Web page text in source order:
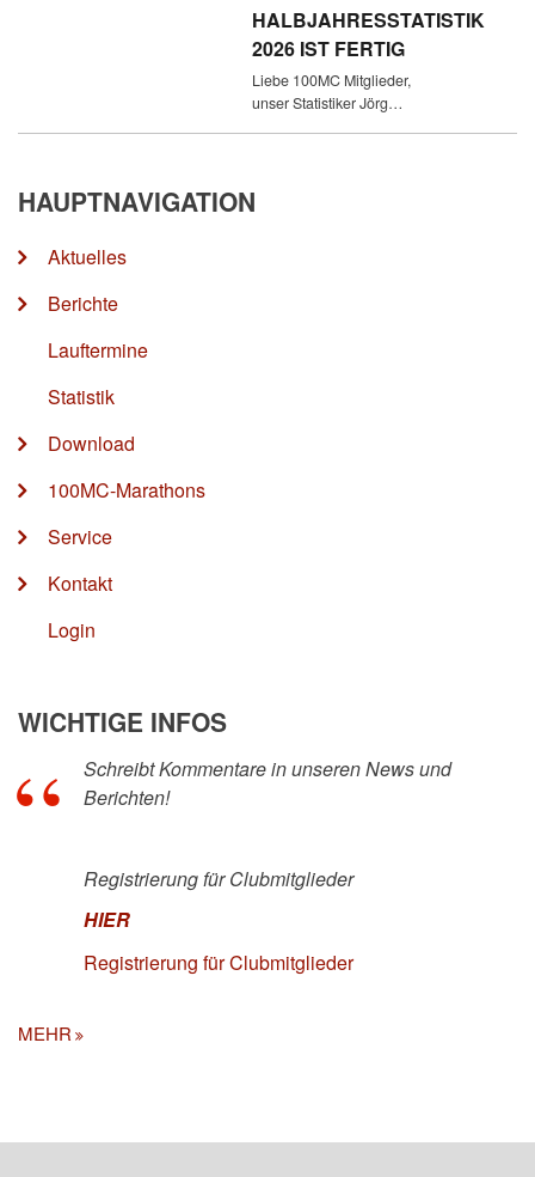
HALBJAHRESSTATISTIK
2026 IST FERTIG
Liebe 100MC Mitglieder,
unser Statistiker Jörg…
HAUPTNAVIGATION
Aktuelles
Berichte
Lauftermine
Statistik
Download
100MC-Marathons
Service
Kontakt
Login
WICHTIGE INFOS
Schreibt Kommentare in unseren News und
Berichten!
Registrierung für Clubmitglieder
HIER
Registrierung für Clubmitglieder
MEHR